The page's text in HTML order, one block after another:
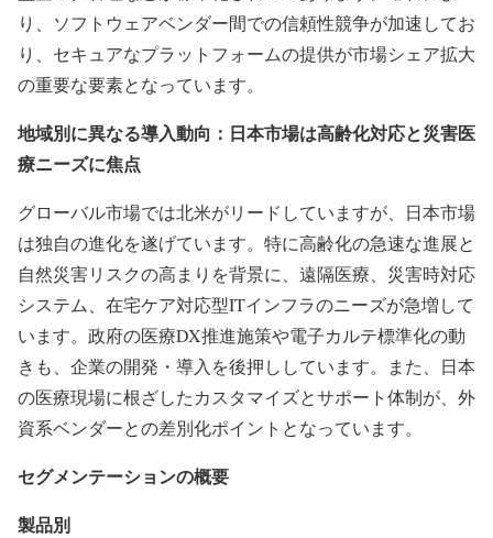
り、ソフトウェアベンダー間での信頼性競争が加速してお
り、セキュアなプラットフォームの提供が市場シェア拡大
の重要な要素となっています。
地域別に異なる導入動向：日本市場は高齢化対応と災害医
療ニーズに焦点
グローバル市場では北米がリードしていますが、日本市場
は独自の進化を遂げています。特に高齢化の急速な進展と
自然災害リスクの高まりを背景に、遠隔医療、災害時対応
システム、在宅ケア対応型ITインフラのニーズが急増して
います。政府の医療DX推進施策や電子カルテ標準化の動
きも、企業の開発・導入を後押ししています。また、日本
の医療現場に根ざしたカスタマイズとサポート体制が、外
資系ベンダーとの差別化ポイントとなっています。
セグメンテーションの概要
製品別